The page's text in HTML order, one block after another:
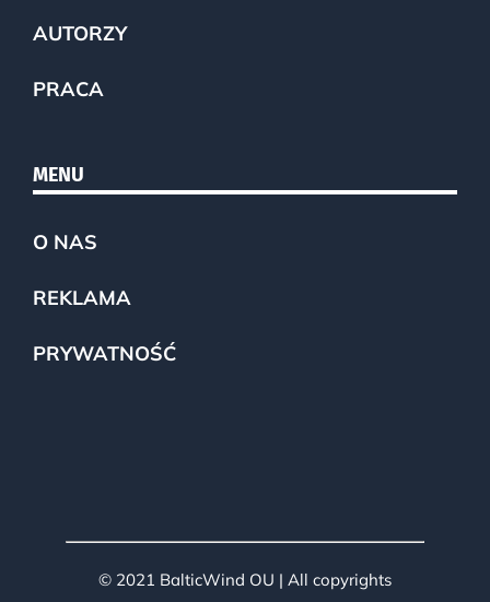
AUTORZY
PRACA
MENU
O NAS
REKLAMA
PRYWATNOŚĆ
© 2021 BalticWind OU | All copyrights